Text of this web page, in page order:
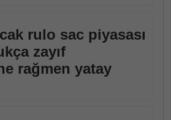
rulo sac piyasası
zayıf
rağmen yatay